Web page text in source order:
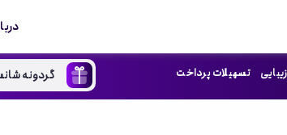
تسهیلات پرداخت گردونه